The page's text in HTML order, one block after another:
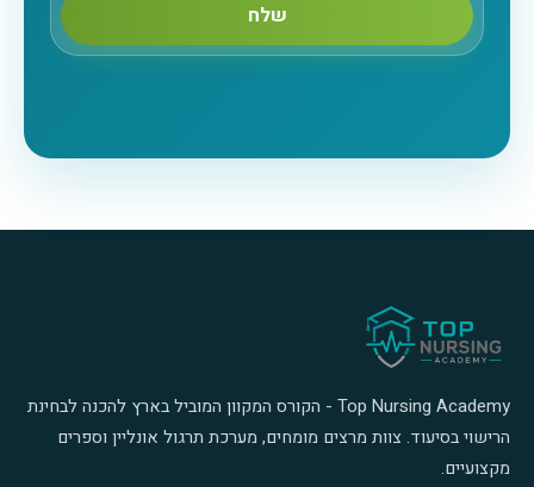
שלח
Top Nursing Academy - הקורס המקוון המוביל בארץ להכנה לבחינת
הרישוי בסיעוד. צוות מרצים מומחים, מערכת תרגול אונליין וספרים
מקצועיים.